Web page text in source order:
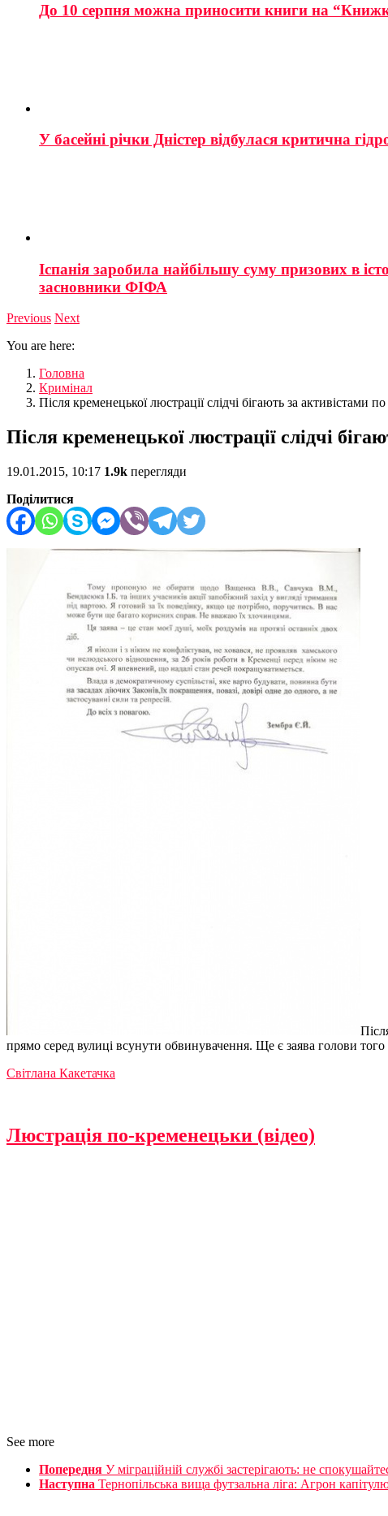
До 10 серпня можна приносити книги на
У басейні річки Дністер відбулася критична
Іспанія заробила найбільшу суму призових в
засновники ФІФА
Previous Next
You are here:
Головна
Кримінал
Після кременецької люстрації слідчі бігають за активістами
Після кременецької люстрації слідчі
19.01.2015, 10:17 1.9k перегляди
Поділитися
прямо серед вулиці всунути обвинувачення. Ще є заява голови
Світлана Какетачка
Люстрація по-кременецьки (відео)
See more
Попередня У міграційній службі застерігають: не
Наступна Тернопільська вища футзальна ліга: Агрон